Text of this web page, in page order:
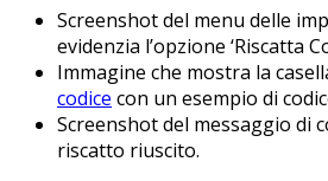
Screenshot del menu delle
evidenzia l’opzione ‘Riscatta
Immagine che mostra la
codice con un esempio di
Screenshot del messaggio di
riscatto riuscito.